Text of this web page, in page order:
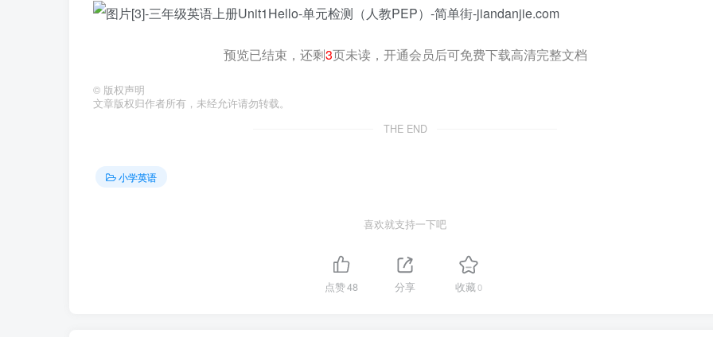
预览已结束，还剩3页未读，开通会员后可免费下载高清完整文档
© 版权声明
文章版权归作者所有，未经允许请勿转载。
THE END
小学英语
喜欢就支持一下吧
点赞48 分享 收藏0